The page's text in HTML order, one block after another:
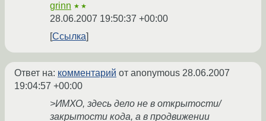
grinn ★★
28.06.2007 19:50:37 +00:00
Ссылка
Ответ на: комментарий от anonymous 28.06.2007
19:04:57 +00:00
>ИМХО, здесь дело не в открытости/
закрытости кода, а в продвижении